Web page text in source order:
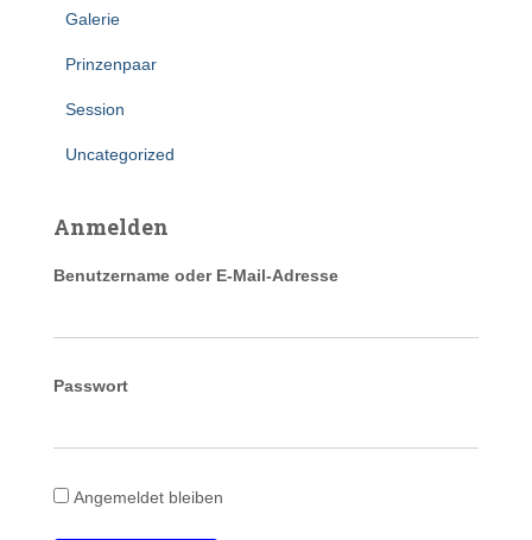
Galerie
Prinzenpaar
Session
Uncategorized
Anmelden
Benutzername oder E-Mail-Adresse
Passwort
Angemeldet bleiben